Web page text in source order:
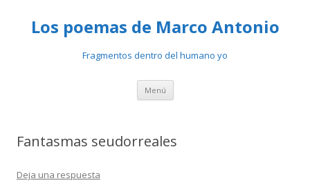
Los poemas de Marco Antonio
Fragmentos dentro del humano yo
Menú Ir
contenido
Fantasmas seudorreales
Deja una respuesta